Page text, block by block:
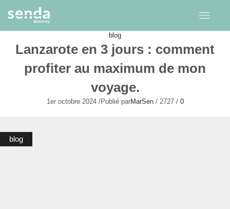
blog
Lanzarote en 3 jours : comment
profiter au maximum de mon
voyage.
1er octobre 2024 /Publié parMarSen / 2727 / 0
blog